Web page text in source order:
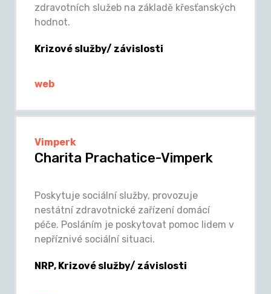
zdravotních služeb na základě křesťanských
hodnot.
Krizové služby/ závislosti
web
Vimperk
Charita Prachatice-Vimperk
Poskytuje sociální služby, provozuje
nestátní zdravotnické zařízení domácí
péče. Posláním je poskytovat pomoc lidem v
nepříznivé sociální situaci.
NRP, Krizové služby/ závislosti